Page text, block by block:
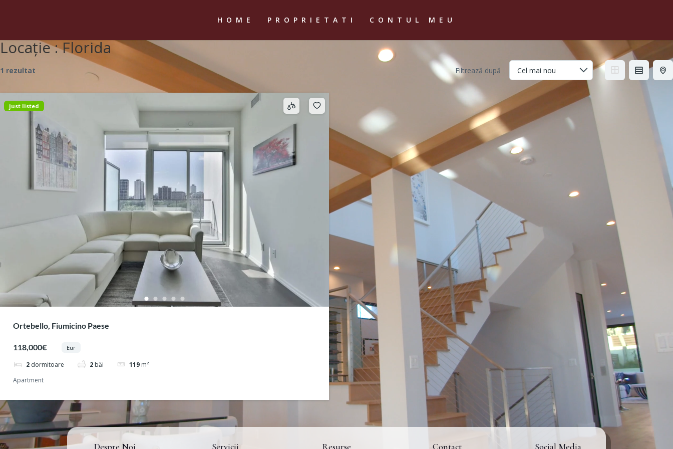
HOME PROPRIETATI CONTUL MEU
Locație :Florida
1 rezultat Filtrează după
just listed
Ortebello, Fiumicino Paese
118,000€ Eur
2 dormitoare 2 băi 119 m²
Apartment
Despre Noi Servicii Resurse Contact Social Media